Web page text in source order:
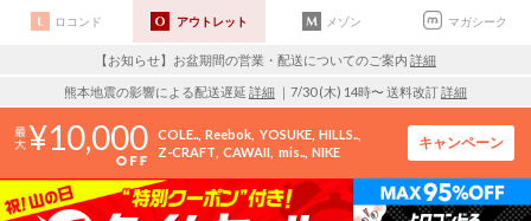
ロコンド アウトレット メゾン マガシーク
【お知らせ】お盆期間の営業・配送についてのご案内 詳細
熊本地震の影響による配送遅延 詳細 ｜7/30 (木) 14時〜 送料改訂詳細
10,000 COLE.. Reebok YOSUKE HILLS..
Z-CRAFT CAWAII mis.. NIKE
キャンペーン